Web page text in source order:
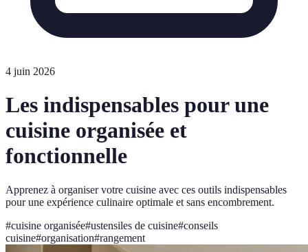
4 juin 2026
Les indispensables pour une
cuisine organisée et
fonctionnelle
Apprenez à organiser votre cuisine avec ces outils indispensables
pour une expérience culinaire optimale et sans encombrement.
#cuisine organisée#ustensiles de cuisine#conseils
cuisine#organisation#rangement